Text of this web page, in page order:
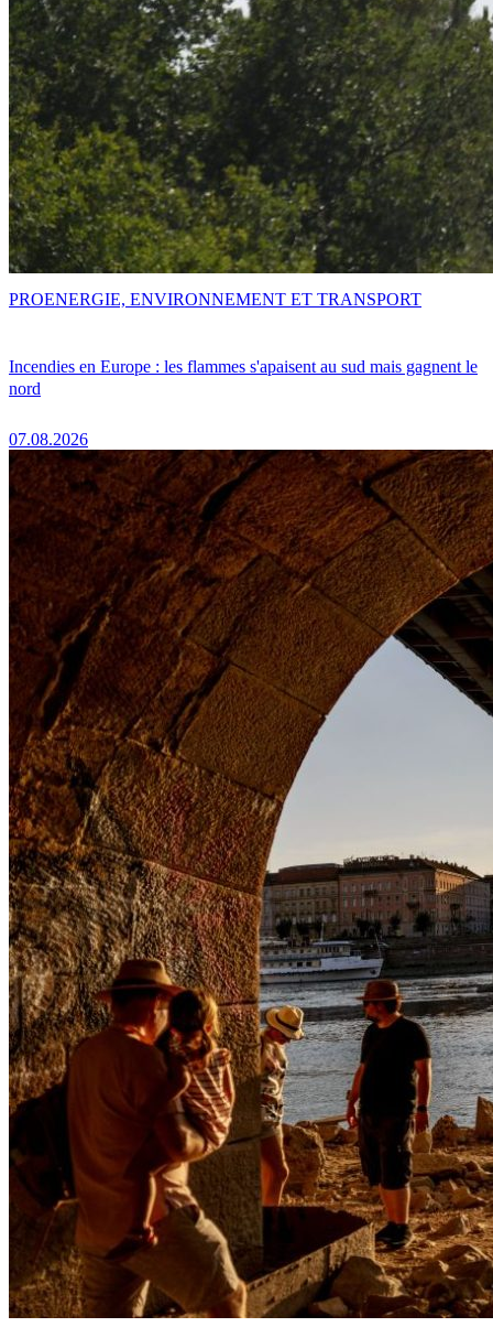
Incendies en Europe : les flammes s'apaisent au sud mais gagnent le
nord
07.08.2026
PROENERGIE, ENVIRONNEMENT ET TRANSPORT